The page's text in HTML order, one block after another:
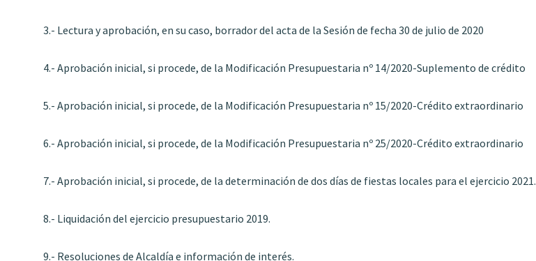
3.- Lectura y aprobación, en su caso, borrador del acta de la Sesión de fecha 30 de julio de 2020
4.- Aprobación inicial, si procede, de la Modificación Presupuestaria nº 14/2020-Suplemento de crédito
5.- Aprobación inicial, si procede, de la Modificación Presupuestaria nº 15/2020-Crédito extraordinario
6.- Aprobación inicial, si procede, de la Modificación Presupuestaria nº 25/2020-Crédito extraordinario
7.- Aprobación inicial, si procede, de la determinación de dos días de fiestas locales para el ejercicio 2021.
8.- Liquidación del ejercicio presupuestario 2019.
9.- Resoluciones de Alcaldía e información de interés.